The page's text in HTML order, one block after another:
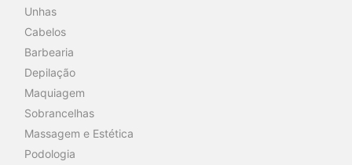
Unhas
Cabelos
Barbearia
Depilação
Maquiagem
Sobrancelhas
Massagem e Estética
Podologia